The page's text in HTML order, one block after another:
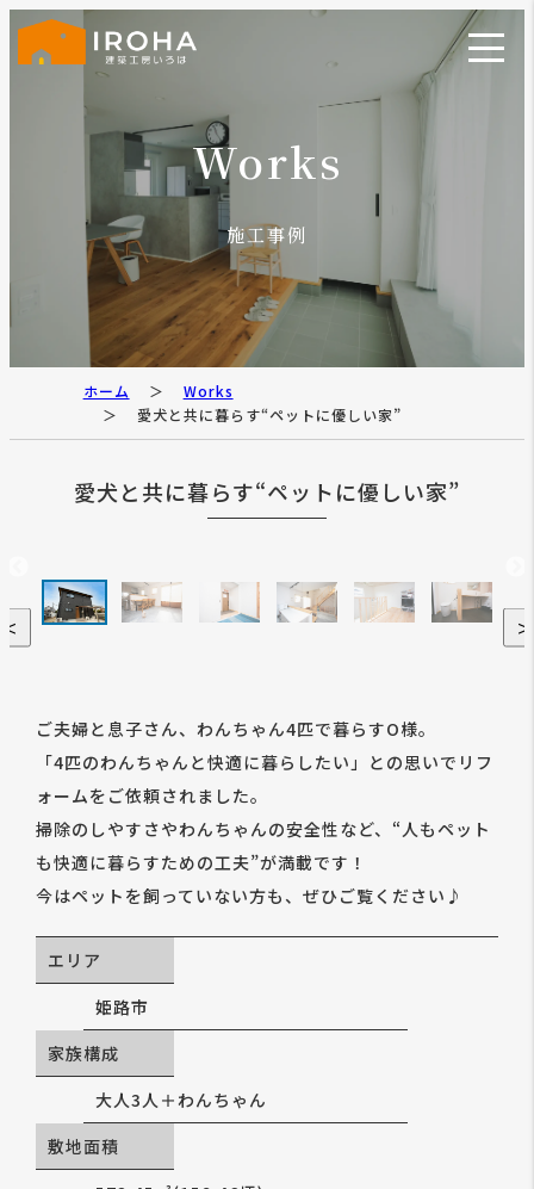
Works
施工事例
ホーム
Works
愛犬と共に暮らす“ペットに優しい家”
愛犬と共に暮らす“ペットに優しい家”
ご夫婦と息子さん、わんちゃん4匹で暮らすO様。
「4匹のわんちゃんと快適に暮らしたい」との思いでリフ
ォームをご依頼されました。
掃除のしやすさやわんちゃんの安全性など、“人もペット
も快適に暮らすための工夫”が満載です！
今はペットを飼っていない方も、ぜひご覧ください♪
エリア
姫路市
家族構成
大人3人＋わんちゃん
敷地面積